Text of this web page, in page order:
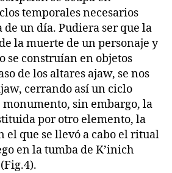
temporales necesarios
un día. Pudiera ser que la
la muerte de un personaje y
se construían en objetos
de los altares ajaw, se nos
cerrando así un ciclo
sin embargo, la
por otro elemento, la
el que se llevó a cabo el ritual
en la tumba de K’inich